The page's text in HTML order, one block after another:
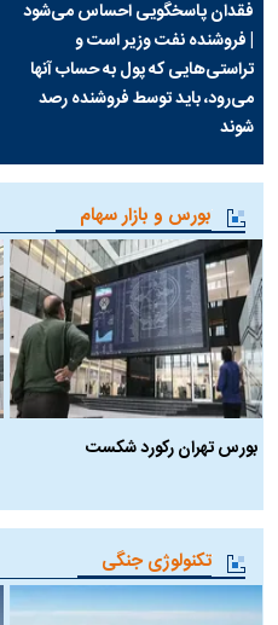
فقدان پاسخگویی احساس می‌شود
| فروشنده نفت وزیر است و
تراستی‌هایی که پول به حساب آنها
می‌رود، باید توسط فروشنده رصد
شوند
بورس و بازار سهام
بورس تهران رکورد شکست
تکنولوژی جنگی